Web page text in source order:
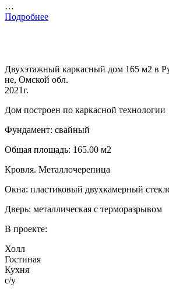
…
Подробнее
Двухэтажный каркасный дом 165 м2 в
не, Омской обл.
2021г.
Дом построен по каркасной технологии
Фундамент: свайный
Общая площадь: 165.00 м2
Кровля. Металлочерепица
Окна: пластиковый двухкамерный
Дверь: металлическая с терморазрывом
В проекте:
Холл
Гостиная
Кухня
с/у